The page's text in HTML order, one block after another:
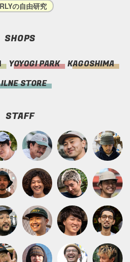
の自由研究
SHOPS
YOYOGI PARK
KAGOSHIMA
STORE
STAFF